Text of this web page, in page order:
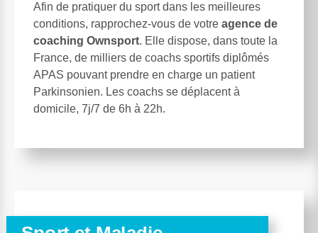
Afin de pratiquer du sport dans les meilleures
conditions, rapprochez-vous de votre agence de
coaching Ownsport. Elle dispose, dans toute la
France, de milliers de coachs sportifs diplômés
APAS pouvant prendre en charge un patient
Parkinsonien. Les coachs se déplacent à
domicile, 7j/7 de 6h à 22h.